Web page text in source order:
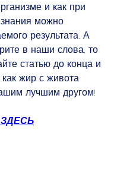
и как при
можно
результата. А
в наши слова, то
статью до конца и
как жир с живота
лучшим другом!